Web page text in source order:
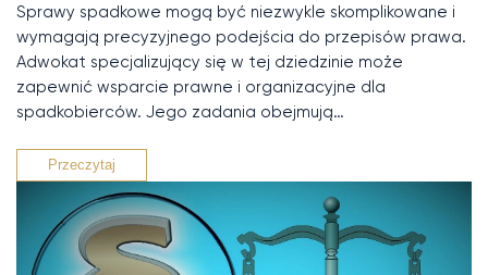
Sprawy spadkowe mogą być niezwykle skomplikowane i
wymagają precyzyjnego podejścia do przepisów prawa.
Adwokat specjalizujący się w tej dziedzinie może
zapewnić wsparcie prawne i organizacyjne dla
spadkobierców. Jego zadania obejmują…
Przeczytaj